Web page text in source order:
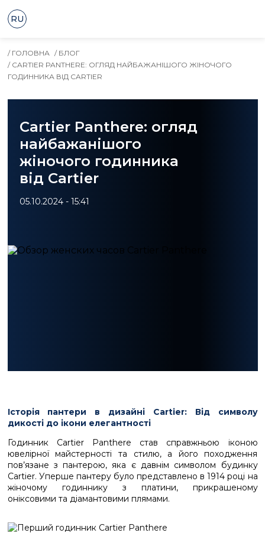
RU
/ ГОЛОВНА / БЛОГ
/ CARTIER PANTHERE: ОГЛЯД НАЙБАЖАНІШОГО ЖІНОЧОГО
ГОДИННИКА ВІД CARTIER
Cartier Panthere: огляд
найбажанішого
жіночого годинника
від Cartier
05.10.2024 - 15:41
Історія пантери в дизайні Cartier: Від символу
дикості до ікони елегантності
Годинник Cartier Panthere став справжньою іконою
ювелірної майстерності та стилю, а його походження
пов’язане з пантерою, яка є давнім символом будинку
Cartier. Уперше пантеру було представлено в 1914 році на
жіночому годиннику з платини, прикрашеному
оніксовими та діамантовими плямами.